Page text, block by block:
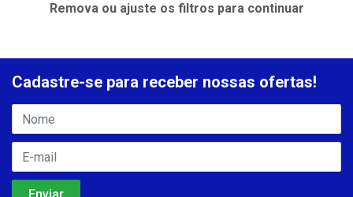
Remova ou ajuste os filtros para continuar
Cadastre-se para receber nossas ofertas!